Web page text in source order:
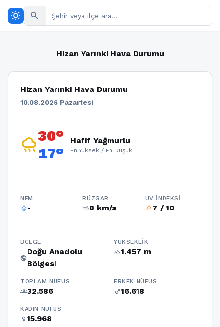
wb_sunny search
Hizan Yarınki Hava Durumu
Hizan Yarınki Hava Durumu
10.08.2026 Pazartesi
rainy30°
17°
Hafif Yağmurlu
En Yüksek / En Düşük
NEM
humidity_percentage-
RÜZGAR
air8 km/s
UV İNDEKSI
wb_sunny7 / 10
BÖLGE
public
Doğu Anadolu
Bölgesi
YÜKSEKLIK
terrain1.457 m
TOPLAM NÜFUS
groups32.586
ERKEK NÜFUS
male16.618
KADIN NÜFUS
female 15.968